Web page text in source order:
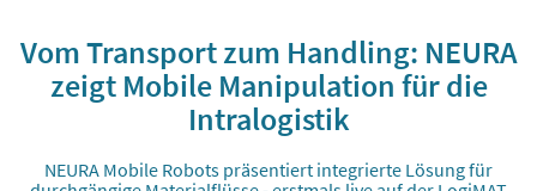
Vom Transport zum Handling: NEURA
zeigt Mobile Manipulation für die
Intralogistik